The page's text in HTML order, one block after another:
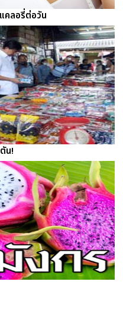
คลอรี่ต่อวัน
น!